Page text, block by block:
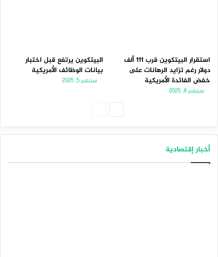
استقرار البيتكوين قرب 111 ألف
دولار رغم تزايد الرهانات على
خفض الفائدة الأمريكية
سبتمبر 8, 2025
البيتكوين يرتفع قبل اختبار
بيانات الوظائف الأمريكية
سبتمبر 5, 2025
أخبار إقتصادية